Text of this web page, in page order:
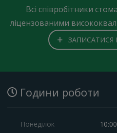
Всі співробітники
ліцензованими
+
Години роботи
Понеділок